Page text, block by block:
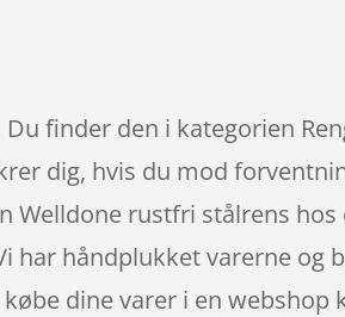
finder den i kategorien
dig, hvis du mod
rustfri stålrens
har håndplukket varerne og
dine varer i en webshop